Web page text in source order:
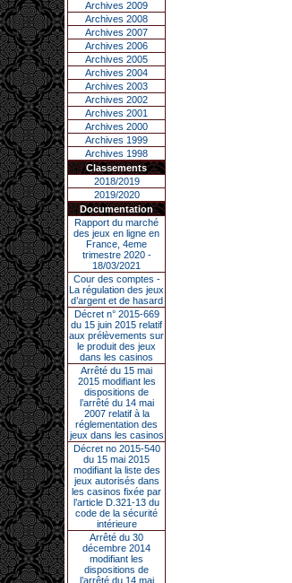
Archives 2009
Archives 2008
Archives 2007
Archives 2006
Archives 2005
Archives 2004
Archives 2003
Archives 2002
Archives 2001
Archives 2000
Archives 1999
Archives 1998
Classements
2018/2019
2019/2020
Documentation
Rapport du marché
des jeux en ligne en
France, 4eme
trimestre 2020 -
18/03/2021
Cour des comptes -
La régulation des jeux
d’argent et de hasard
Décret n° 2015-669
du 15 juin 2015 relatif
aux prélèvements sur
le produit des jeux
dans les casinos
Arrêté du 15 mai
2015 modifiant les
dispositions de
l’arrêté du 14 mai
2007 relatif à la
réglementation des
jeux dans les casinos
Décret no 2015-540
du 15 mai 2015
modifiant la liste des
jeux autorisés dans
les casinos fixée par
l’article D.321-13 du
code de la sécurité
intérieure
Arrêté du 30
décembre 2014
modifiant les
dispositions de
l’arrêté du 14 mai